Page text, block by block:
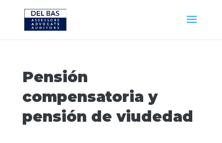
Pensión
compensatoria y
pensión de viudedad